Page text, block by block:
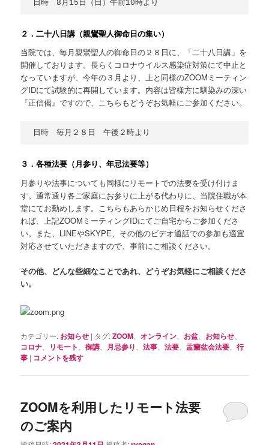
２．二十八日講（親鸞聖人御命日の集い）
当院では、毎月親鸞聖人の御命日の２８日に、「二十八日講」を
開催しております。長らくコロナウイルス感染症対策にて中止と
なっていますが、今年の３月より、上と同様のZOOMミーティン
グIDにて試験的に再開しています。内容は皆様方に馴染みの深い
『正信偈』ですので、こちらもどうぞお気軽にご参加ください。
３．各種法要（月参り、年忌法要等）
月参りや法事についても同様にリモートでの法要を受け付けま
す。通常通り各ご家庭にお参りに上がる代わりに、当院住職が本
堂にてお勤めします。こちらもあらかじめ日程をお知らせくださ
れば、上記ZOOMミーティングIDにてご自宅からご参加くださ
い。また、LINEやSKYPE、その他のビデオ通話での参加も適宜
対応させていただきますので、事前にご相談ください。
その他、どんな些細なことであれ、どうぞお気軽にご相談くださ
い。
カテゴリー: お知らせ | タグ:ZOOM 、オンライン お盆 お知らせ
コロナ リモート 、御講 月忌参り 、法事 、法要 、盂蘭盆会法要 、行
事 | コメントを残す
ZOOMを利用したリモート法要
のご案内